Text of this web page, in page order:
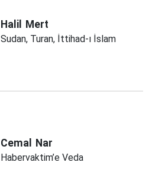
Halil Mert
Sudan, Turan, İttihad-ı İslam
Cemal Nar
Habervaktim’e Veda